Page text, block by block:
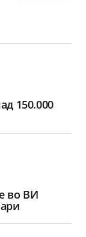
150.000
во ВИ